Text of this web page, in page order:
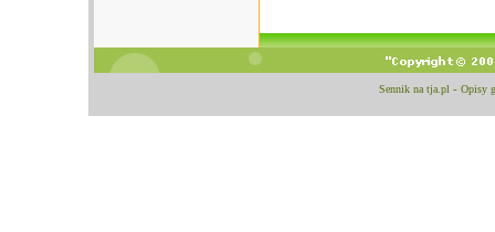
Sennik na tja.pl - Opisy